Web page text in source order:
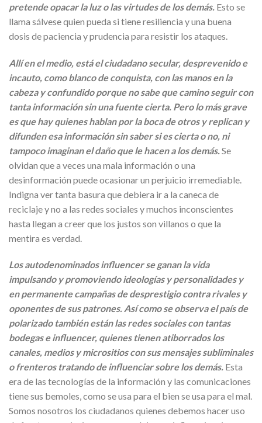
pretende opacar la luz o las virtudes de los demás. Esto se
llama sálvese quien pueda si tiene resiliencia y una buena
dosis de paciencia y prudencia para resistir los ataques.
Allí en el medio, está el ciudadano secular, desprevenido e
incauto, como blanco de conquista, con las manos en la
cabeza y confundido porque no sabe que camino seguir con
tanta información sin una fuente cierta. Pero lo más grave
es que hay quienes hablan por la boca de otros y replican y
difunden esa información sin saber si es cierta o no, ni
tampoco imaginan el daño que le hacen a los demás. Se
olvidan que a veces una mala información o una
desinformación puede ocasionar un perjuicio irremediable.
Indigna ver tanta basura que debiera ir a la caneca de
reciclaje y no a las redes sociales y muchos inconscientes
hasta llegan a creer que los justos son villanos o que la
mentira es verdad.
Los autodenominados influencer se ganan la vida
impulsando y promoviendo ideologías y personalidades y
en permanente campañas de desprestigio contra rivales y
oponentes de sus patrones. Así como se observa el país de
polarizado también están las redes sociales con tantas
bodegas e influencer, quienes tienen atiborrados los
canales, medios y micrositios con sus mensajes subliminales
o frenteros tratando de influenciar sobre los demás. Esta
era de las tecnologías de la información y las comunicaciones
tiene sus bemoles, como se usa para el bien se usa para el mal.
Somos nosotros los ciudadanos quienes debemos hacer uso